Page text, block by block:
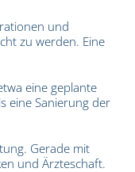
und
zu werden. Eine
eine geplante
eine Sanierung der
Gerade mit
und Ärzteschaft.